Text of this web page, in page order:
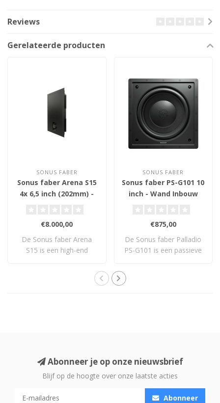
Reviews
Gerelateerde producten
SONUS FABER
Sonus faber Arena S15
4x 6,5 inch (202mm) -
€8.000,00
De Sonus faber Arena
S15 is een high-end
SONUS FABER
Sonus faber PS-G101 10
inch - Wand Inbouw
€875,00
De Sonus faber Palladio
PS-G101 is een passieve
Abonneer je op onze nieuwsbrief
Blijf op de hoogte over onze laatste acties
Abonneer